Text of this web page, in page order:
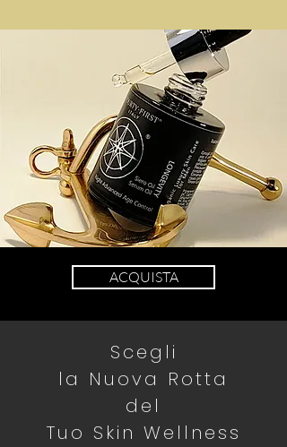
ACQUISTA
Scegli
la Nuova Rotta
del
Tuo Skin Wellness